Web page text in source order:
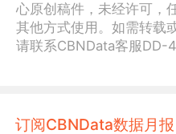
心原创稿件，未经许可，
其他方式使用。如需转载
请联系CBNData客服DD-
订阅CBNData数据月报